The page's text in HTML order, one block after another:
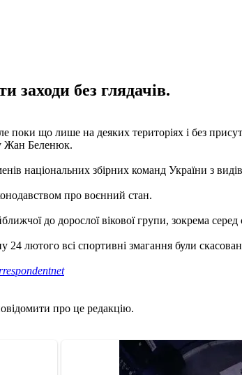
заходи без глядачів.
що лише на деяких територіях і без
Жан Беленюк.
національних збірних команд України з
про воєнний стан.
до дорослої вікової групи, зокрема серед
лютого всі спортивні змагання були
про це редакцію.